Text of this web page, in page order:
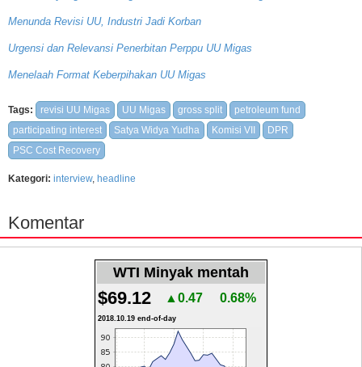
Menunda Revisi UU, Industri Jadi Korban
Urgensi dan Relevansi Penerbitan Perppu UU Migas
Menelaah Format Keberpihakan UU Migas
Tags: revisi UU Migas UU Migas gross split
petroleum fund
participating interest
Satya Widya Yudha Komisi VII
DPR
PSC Cost Recovery
Kategori: interview, headline
Komentar
WTI Minyak mentah
$69.12 ▲0.47 0.68%
2018.10.19 end-of-day